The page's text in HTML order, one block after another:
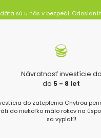
sú u nás v bezpečí.
Návratnosť investície do
do 5 - 8 let
do zateplenia Chytrou
do niekoľko málo rokov na
sa vyplatí!